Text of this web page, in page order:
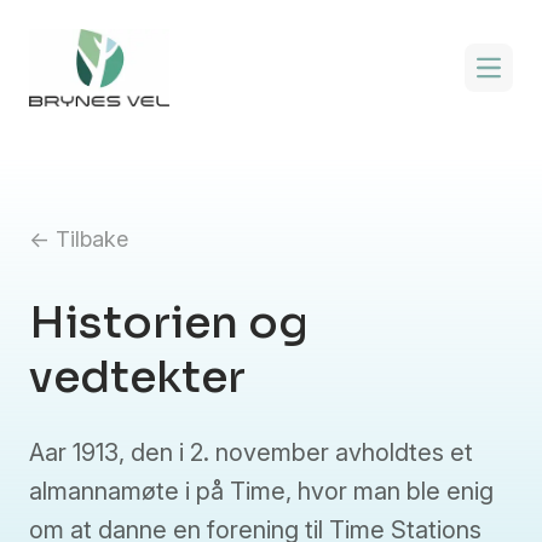
Åpne
← Tilbake
Historien og
vedtekter
Aar 1913, den i 2. november avholdtes et
almannamøte i på Time, hvor man ble enig
om at danne en forening til Time Stations